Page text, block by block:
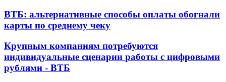
ВТБ: альтернативные способы оплаты обогнали
карты по среднему чеку
Крупным компаниям потребуются
индивидуальные сценарии работы с цифровыми
рублями - ВТБ